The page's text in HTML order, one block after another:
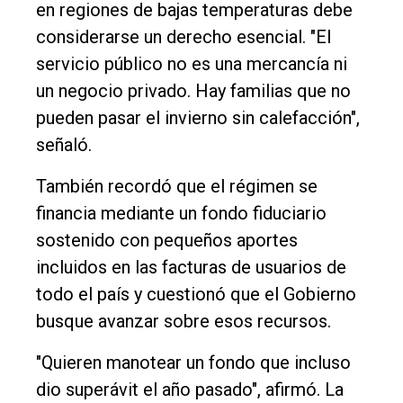
en regiones de bajas temperaturas debe
considerarse un derecho esencial. "El
servicio público no es una mercancía ni
un negocio privado. Hay familias que no
pueden pasar el invierno sin calefacción",
señaló.
También recordó que el régimen se
financia mediante un fondo fiduciario
sostenido con pequeños aportes
incluidos en las facturas de usuarios de
todo el país y cuestionó que el Gobierno
busque avanzar sobre esos recursos.
"Quieren manotear un fondo que incluso
dio superávit el año pasado", afirmó. La